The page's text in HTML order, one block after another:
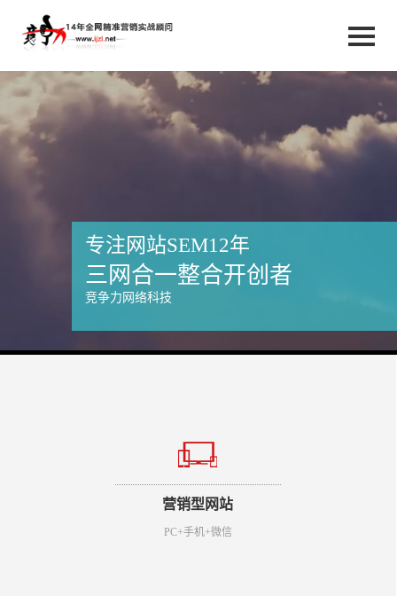
效果打造口碑
三个月无效无UVMZ
竞争力网络科技
营销型网站
PC+手机+微信